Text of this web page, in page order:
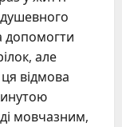
душевного
допомогти
але
відмова
мовчазним,